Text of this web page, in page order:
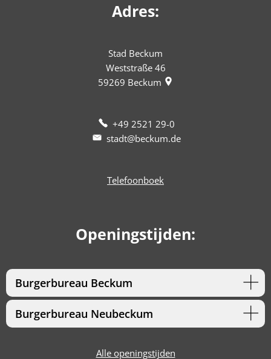
Adres:
Stad Beckum
Weststraße 46
59269 Beckum
+49 2521 29-0
stadt@beckum.de
Telefoonboek
Openingstijden:
Burgerbureau Beckum
Burgerbureau Neubeckum
Alle openingstijden